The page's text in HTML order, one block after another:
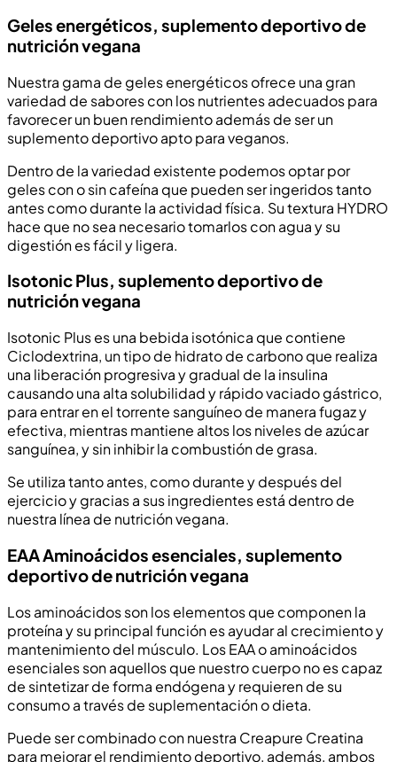
Geles energéticos, suplemento deportivo de
nutrición vegana
Nuestra gama de geles energéticos ofrece una gran
variedad de sabores con los nutrientes adecuados para
favorecer un buen rendimiento además de ser un
suplemento deportivo apto para veganos.
Dentro de la variedad existente podemos optar por
geles con o sin cafeína que pueden ser ingeridos tanto
antes como durante la actividad física. Su textura HYDRO
hace que no sea necesario tomarlos con agua y su
digestión es fácil y ligera.
Isotonic Plus, suplemento deportivo de
nutrición vegana
Isotonic Plus es una bebida isotónica que contiene
Ciclodextrina, un tipo de hidrato de carbono que realiza
una liberación progresiva y gradual de la insulina
causando una alta solubilidad y rápido vaciado gástrico,
para entrar en el torrente sanguíneo de manera fugaz y
efectiva, mientras mantiene altos los niveles de azúcar
sanguínea, y sin inhibir la combustión de grasa.
Se utiliza tanto antes, como durante y después del
ejercicio y gracias a sus ingredientes está dentro de
nuestra línea de nutrición vegana.
EAA Aminoácidos esenciales, suplemento
deportivo de nutrición vegana
Los aminoácidos son los elementos que componen la
proteína y su principal función es ayudar al crecimiento y
mantenimiento del músculo. Los EAA o aminoácidos
esenciales son aquellos que nuestro cuerpo no es capaz
de sintetizar de forma endógena y requieren de su
consumo a través de suplementación o dieta.
Puede ser combinado con nuestra Creapure Creatina
para mejorar el rendimiento deportivo, además, ambos